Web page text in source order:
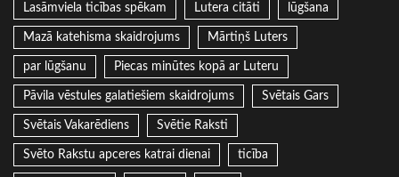
Lasāmviela ticības spēkam Lutera citāti lūgšana
Mazā katehisma skaidrojums Mārtiņš Luters
par lūgšanu Piecas minūtes kopā ar Luteru
Pāvila vēstules galatiešiem skaidrojums Svētais Gars
Svētais Vakarēdiens Svētie Raksti
Svēto Rakstu apceres katrai dienai ticība